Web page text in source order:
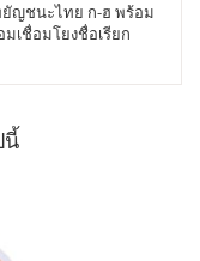
ยัญชนะไทย ก-ฮ พร้อม
เชื่อมโยงชื่อเรียก
นี้